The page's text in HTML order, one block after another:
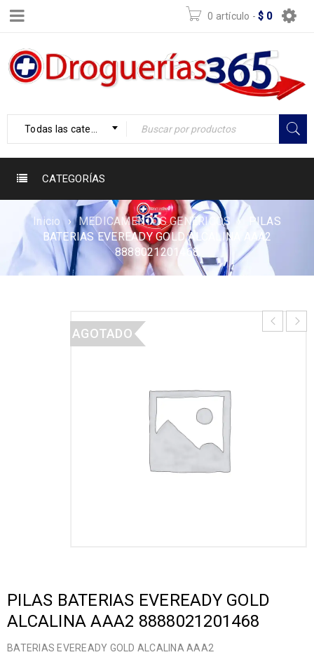
0 artículo - $ 0
Todas las categorías
CATEGORÍAS
Inicio › MEDICAMENTOS GENERICOS ›
PILAS
BATERIAS EVEREADY GOLD ALCALINA AAA2
8888021201468
AGOTADO
PILAS BATERIAS EVEREADY GOLD
ALCALINA AAA2 8888021201468
BATERIAS EVEREADY GOLD ALCALINA AAA2